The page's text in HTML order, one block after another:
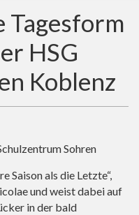
Tagesform
HSG
Koblenz
Sohren
Saison als die Letzte“,
und weist dabei auf
in der bald